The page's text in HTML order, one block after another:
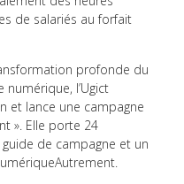
de salariés au forfait
profonde du
l’Ugict
et lance une campagne
». Elle porte 24
de campagne et un